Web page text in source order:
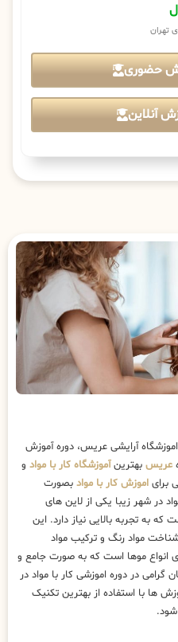
تهران
حضوری
آنلاین
آرایشی عریس، دوره آموزش
عریس بهترینآموزشگاه کار با مواد و
برای اموزش کار با مواد بصورت
در شهر زیبا یکی از لاین های
به تجربه بالایی نیاز دارد. این
مواد رنگ و ترکیب مواد
انواع موها است که به صورت جامع و
در دوره اموزشی کار با مواد در
ها با استفاده از بهترین تکنیک